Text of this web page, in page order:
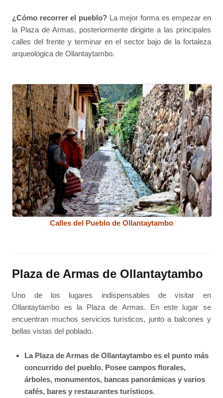
¿Cómo recorrer el pueblo? La mejor forma es empezar en
la Plaza de Armas, posteriormente dirigirte a las principales
calles del frente y terminar en el sector bajo de la fortaleza
arqueológica de Ollantaytambo.
Calles del Pueblo de Ollantaytambo
Plaza de Armas de Ollantaytambo
Uno de los lugares indispensables de visitar en
Ollantaytambo es la Plaza de Armas. En este lugar se
encuentran muchos servicios turísticos, junto a balcones y
bellas vistas del poblado.
La Plaza de Armas de Ollantaytambo es el punto más
concurrido del pueblo. Posee campos florales,
árboles, monumentos, bancas panorámicas y varios
cafés, bares y restaurantes turísticos.